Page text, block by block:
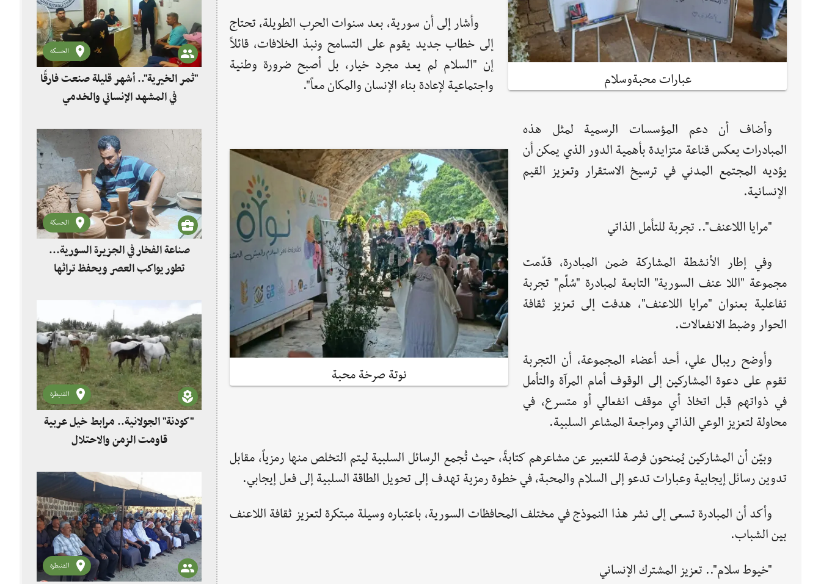
عبارات محبةوسلام
نوتة صرخة محبة
وأشار إلى أن سورية، بعد سنوات الحرب الطويلة، تحتاج
إلى خطاب جديد يقوم على التسامح ونبذ الخلافات، قائلاً
إن "السلام لم يعد مجرد خيار، بل أصبح ضرورة وطنية
واجتماعية لإعادة بناء الإنسان والمكان معاً".
وأضاف أن دعم المؤسسات الرسمية لمثل هذه
المبادرات يعكس قناعة متزايدة بأهمية الدور الذي يمكن أن
يؤديه المجتمع المدني في ترسيخ الاستقرار وتعزيز القيم
الإنسانية.
"مرايا اللاعنف".. تجربة للتأمل الذاتي
وفي إطار الأنشطة المشاركة ضمن المبادرة، قدّمت
مجموعة "اللا عنف السورية" التابعة لمبادرة "سُلّم" تجربة
تفاعلية بعنوان "مرايا اللاعنف"، هدفت إلى تعزيز ثقافة
الحوار وضبط الانفعالات.
وأوضح ريبال علي، أحد أعضاء المجموعة، أن التجربة
تقوم على دعوة المشاركين إلى الوقوف أمام المرآة والتأمل
في ذواتهم قبل اتخاذ أي موقف انفعالي أو متسرع، في
محاولة لتعزيز الوعي الذاتي ومراجعة المشاعر السلبية.
وبيّن أن المشاركين يُمنحون فرصة للتعبير عن مشاعرهم كتابةً، حيث تُجمع الرسائل السلبية ليتم التخلص منها رمزياً، مقابل
تدوين رسائل إيجابية وعبارات تدعو إلى السلام والمحبة، في خطوة رمزية تهدف إلى تحويل الطاقة السلبية إلى فعل إيجابي.
وأكد أن المبادرة تسعى إلى نشر هذا النموذج في مختلف المحافظات السورية، باعتباره وسيلة مبتكرة لتعزيز ثقافة اللاعنف
بين الشباب.
"خيوط سلام".. تعزيز المشترك الإنساني
الحسكة
"ثمر الخيرية".. أشهر قليلة صنعت فارقًا
في المشهد الإنساني والخدمي
الحسكة
صناعة الفخار في الجزيرة السورية...
تطور يواكب العصر ويحفظ تراثها
القنيطرة
"كودنة" الجولانية.. مرابط خيل عربية
قاومت الزمن والاحتلال
القنيطرة